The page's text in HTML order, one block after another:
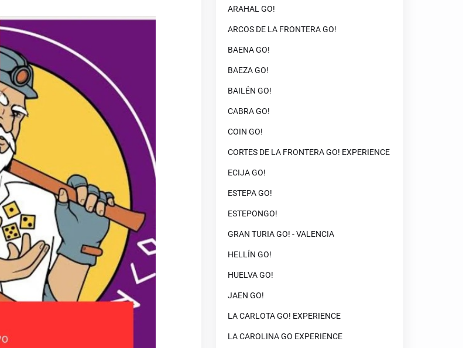
ARAHAL GO!
ARCOS DE LA FRONTERA GO!
BAENA GO!
BAEZA GO!
BAILÉN GO!
CABRA GO!
COIN GO!
CORTES DE LA FRONTERA GO! EXPERIENCE
ECIJA GO!
ESTEPA GO!
ESTEPONGO!
GRAN TURIA GO! - VALENCIA
HELLÍN GO!
HUELVA GO!
JAEN GO!
LA CARLOTA GO! EXPERIENCE
LA CAROLINA GO EXPERIENCE